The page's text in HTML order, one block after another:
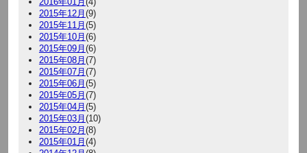
2015年12月 (9)
2015年11月 (5)
2015年10月 (6)
2015年09月 (6)
2015年08月 (7)
2015年07月 (7)
2015年06月 (5)
2015年05月 (7)
2015年04月 (5)
2015年03月 (10)
2015年02月 (8)
2015年01月 (4)